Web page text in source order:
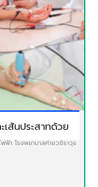
ส้นประสาทด้วย
ฟ้า โรงพยาบาลค่ายวชิราวุธ